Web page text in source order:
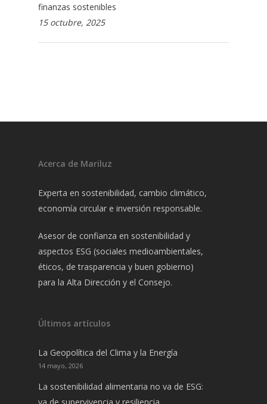
finanzas sostenibles
15 octubre, 2025
Acerca de Mariluz
Experta en sostenibilidad, cambio climático,
economía circular e inversión responsable.
Asesor de confianza en sostenibilidad y
aspectos ESG (sociales medioambientales,
éticos, de trasparencia y buen gobierno)
para la Alta Dirección y el Consejo.
Últimos artículos
La Geopolítica del Clima y la Energía
14 mayo, 2026
La sostenibilidad alimentaria no va de ESG: